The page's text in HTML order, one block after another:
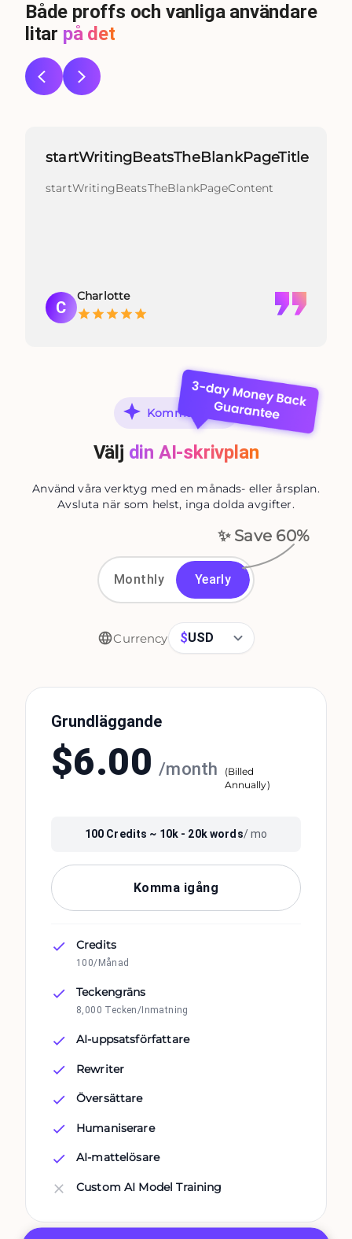
Både proffs och vanliga användare
litar på det
startWritingBeatsTheBlankPageTitle
startWritingBeatsTheBlankPageContent
C
Charlotte
Komma igång
Välj din AI-skrivplan
Använd våra verktyg med en månads- eller årsplan.
Avsluta när som helst, inga dolda avgifter.
✨ Save 60%
Monthly Yearly
Currency $USD
Grundläggande
$6.00 /month (Billed
Annually)
100 Credits ~ 10k - 20kwords/ mo
Komma igång
Credits
100/Månad
Teckengräns
8,000 Tecken/Inmatning
AI-uppsatsförfattare
Rewriter
Översättare
Humaniserare
AI-mattelösare
Custom AI Model Training